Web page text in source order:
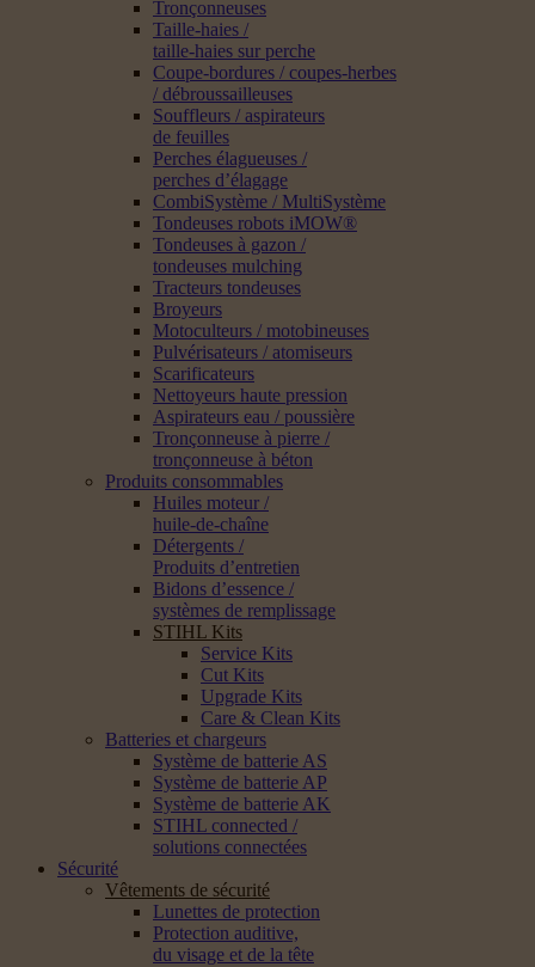
Tronçonneuses
Taille-haies /
taille-haies sur perche
Coupe-bordures / coupes-herbes
/ débroussailleuses
Souffleurs / aspirateurs
de feuilles
Perches élagueuses /
perches d’élagage
CombiSystème / MultiSystème
Tondeuses robots iMOW®
Tondeuses à gazon /
tondeuses mulching
Tracteurs tondeuses
Broyeurs
Motoculteurs / motobineuses
Pulvérisateurs / atomiseurs
Scarificateurs
Nettoyeurs haute pression
Aspirateurs eau / poussière
Tronçonneuse à pierre /
tronçonneuse à béton
Produits consommables
Huiles moteur /
huile-de-chaîne
Détergents /
Produits d’entretien
Bidons d’essence /
systèmes de remplissage
STIHL Kits
Service Kits
Cut Kits
Upgrade Kits
Care & Clean Kits
Batteries et chargeurs
Système de batterie AS
Système de batterie AP
Système de batterie AK
STIHL connected /
solutions connectées
Sécurité
Vêtements de sécurité
Lunettes de protection
Protection auditive,
du visage et de la tête